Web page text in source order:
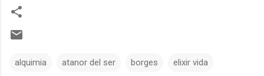
alquimia atanor del ser borges elixir vida